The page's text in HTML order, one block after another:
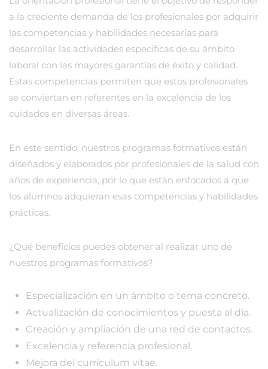
a la creciente demanda de los profesionales por adquirir
las competencias y habilidades necesarias para
desarrollar las actividades específicas de su ámbito
laboral con las mayores garantías de éxito y calidad.
Estas competencias permiten que estos profesionales
se conviertan en referentes en la excelencia de los
cuidados en diversas áreas.
En este sentido, nuestros programas formativos están
diseñados y elaborados por profesionales de la salud con
años de experiencia, por lo que están enfocados a que
los alumnos adquieran esas competencias y habilidades
prácticas.
¿Qué beneficios puedes obtener al realizar uno de
nuestros programas formativos?
Especialización en un ámbito o tema concreto.
Actualización de conocimientos y puesta al día.
Creación y ampliación de una red de contactos.
Excelencia y referencia profesional.
Mejora del currículum vitae.